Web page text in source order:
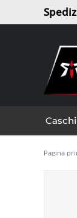
Caschi
Pagina